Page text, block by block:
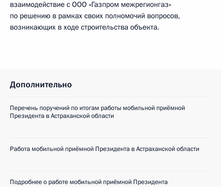
взаимодействие с ООО «Газпром межрегионгаз»
по решению в рамках своих полномочий вопросов,
возникающих в ходе строительства объекта.
Дополнительно
Перечень поручений по итогам работы мобильной приёмной
Президента в Астраханской области
Работа мобильной приёмной Президента в Астраханской области
Подробнее о работе мобильной приёмной Президента